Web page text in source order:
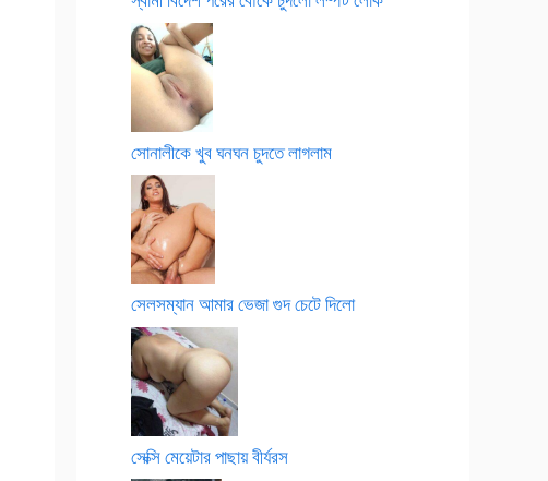
সোনালীকে খুব ঘনঘন চুদতে লাগলাম
সেলসম্যান আমার ভেজা গুদ চেটে দিলো
সেক্সি মেয়েটার পাছায় বীর্যরস